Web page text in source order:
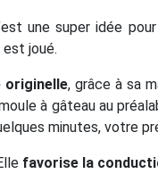
une super idée
joué.
originelle, grâce à sa
à gâteau au
minutes, votre
favorise la